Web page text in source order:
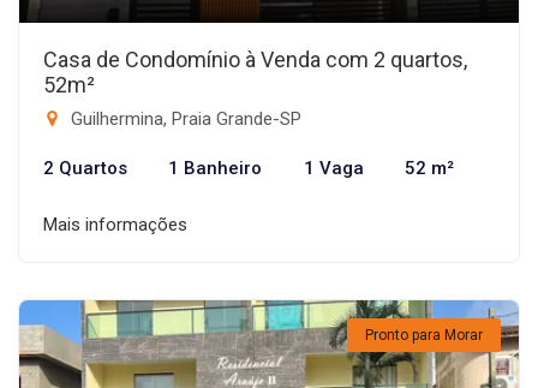
Casa de Condomínio à Venda com 2 quartos,
52m²
Guilhermina, Praia Grande-SP
2 Quartos 1 Banheiro 1 Vaga 52 m²
Mais informações
Pronto para Morar